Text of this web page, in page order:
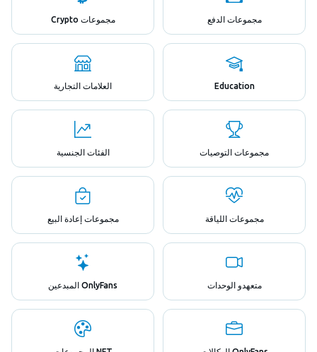
مجموعات الدفع مجموعات Crypto
Education العلامات التجارية
مجموعات التوصيات الفئات الجنسية
مجموعات اللياقة مجموعات إعادة البيع
متعهدو الوحدات OnlyFans المبدعين